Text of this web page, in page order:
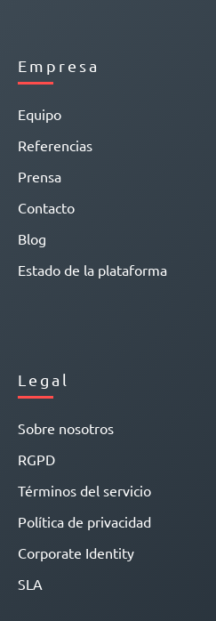
Empresa
Equipo
Referencias
Prensa
Contacto
Blog
Estado de la plataforma
Legal
Sobre nosotros
RGPD
Términos del servicio
Política de privacidad
Corporate Identity
SLA